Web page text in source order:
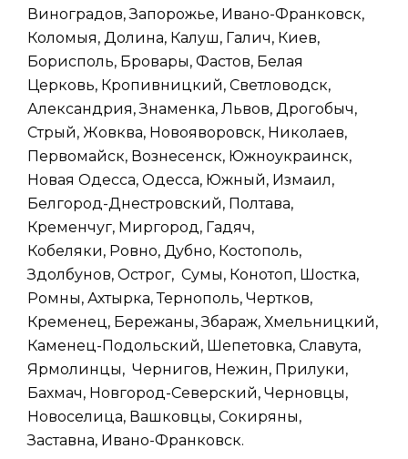
Виноградов, Запорожье, Ивано-Франковск,
Коломыя, Долина, Калуш, Галич, Киев,
Борисполь, Бровары, Фастов, Белая
Церковь, Кропивницкий, Светловодск,
Александрия, Знаменка, Львов, Дрогобыч,
Стрый, Жовква, Новояворовск, Николаев,
Первомайск, Вознесенск, Южноукраинск,
Новая Одесса, Одесса, Южный, Измаил,
Белгород-Днестровский, Полтава,
Кременчуг, Миргород, Гадяч,
Кобеляки, Ровно, Дубно, Костополь,
Здолбунов, Острог, Сумы, Конотоп, Шостка,
Ромны, Ахтырка, Тернополь, Чертков,
Кременец, Бережаны, Збараж, Хмельницкий,
Каменец-Подольский, Шепетовка, Славута,
Ярмолинцы, Чернигов, Нежин, Прилуки,
Бахмач, Новгород-Северский, Черновцы,
Новоселица, Вашковцы, Сокиряны,
Заставна, Ивано-Франковск.